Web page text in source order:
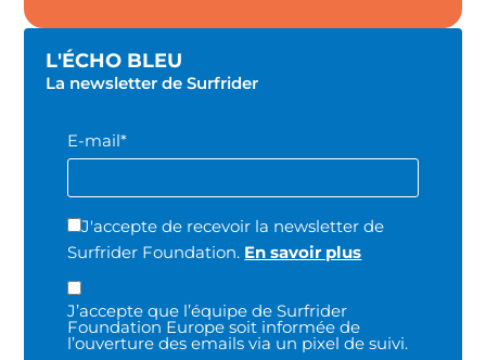
L'ÉCHO BLEU
La newsletter de Surfrider
E-mail*
J'accepte de recevoir la newsletter de
Surfrider Foundation. En savoir plus
J’accepte que l’équipe de Surfrider
Foundation Europe soit informée de
l’ouverture des emails via un pixel de suivi.